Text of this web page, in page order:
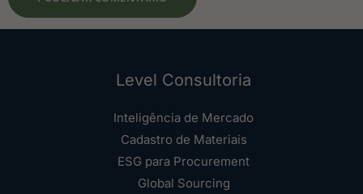
Level Consultoria
Inteligência de Mercado
Cadastro de Materiais
ESG para Procurement
Global Sourcing